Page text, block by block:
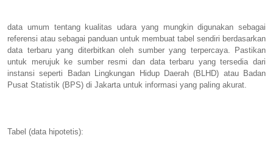
data umum tentang kualitas udara yang mungkin digunakan sebagai
referensi atau sebagai panduan untuk membuat tabel sendiri berdasarkan
data terbaru yang diterbitkan oleh sumber yang terpercaya. Pastikan
untuk merujuk ke sumber resmi dan data terbaru yang tersedia dari
instansi seperti Badan Lingkungan Hidup Daerah (BLHD) atau Badan
Pusat Statistik (BPS) di Jakarta untuk informasi yang paling akurat.
Tabel (data hipotetis):